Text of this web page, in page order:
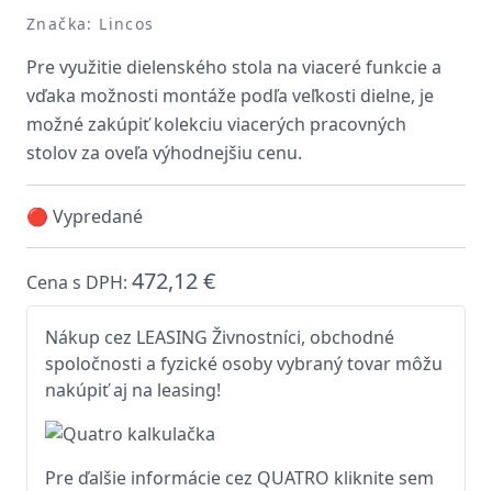
Značka: Lincos
Pre využitie dielenského stola na viaceré funkcie a
vďaka možnosti montáže podľa veľkosti dielne, je
možné zakúpiť kolekciu viacerých pracovných
stolov za oveľa výhodnejšiu cenu.
🔴 Vypredané
Cena s DPH: 472,12 €
Nákup cez LEASING Živnostníci, obchodné
spoločnosti a fyzické osoby vybraný tovar môžu
nakúpiť aj na leasing!
Pre ďalšie informácie cez QUATRO kliknite sem